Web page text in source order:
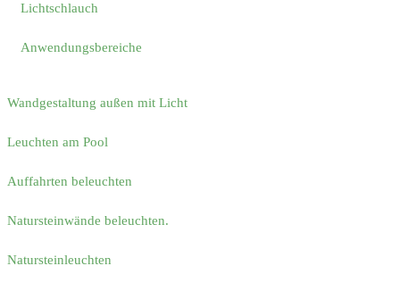
Lichtschlauch
Anwendungsbereiche
Wandgestaltung außen mit Licht
Leuchten am Pool
Auffahrten beleuchten
Natursteinwände beleuchten.
Natursteinleuchten